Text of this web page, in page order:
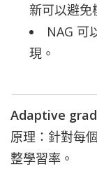
新可以避免
NAG 可
現。
Adaptive
原理：針對每
整學習率。